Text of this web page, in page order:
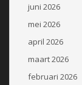
juni 2026
mei 2026
april 2026
maart 2026
februari 2026